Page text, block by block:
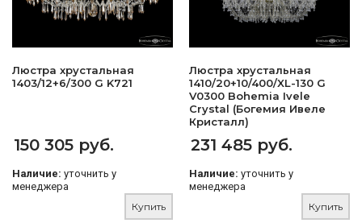
Люстра хрустальная
1403/12+6/300 G K721
150 305 руб.
Наличие: уточнить у
менеджера
Купить
Люстра хрустальная
1410/20+10/400/XL-130 G
V0300 Bohemia Ivele
Crystal (Богемия Ивеле
Кристалл)
231 485 руб.
Наличие: уточнить у
менеджера
Купить